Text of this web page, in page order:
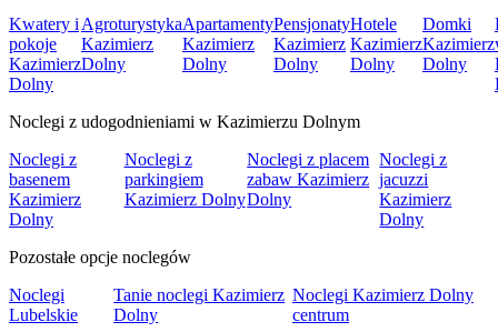
Kwatery i
pokoje
Kazimierz
Dolny
Agroturystyka
Kazimierz
Dolny
Apartamenty
Kazimierz
Dolny
Pensjonaty
Kazimierz
Dolny
Hotele
Kazimierz
Dolny
Domki
Kazimierz
Dolny
Noclegi z udogodnieniami w Kazimierzu Dolnym
Noclegi z
basenem
Kazimierz
Dolny
Noclegi z
parkingiem
Kazimierz Dolny
Noclegi z placem
zabaw Kazimierz
Dolny
Noclegi z
jacuzzi
Kazimierz
Dolny
Pozostałe opcje noclegów
Noclegi
Lubelskie
Tanie noclegi Kazimierz
Dolny
Noclegi Kazimierz Dolny
centrum